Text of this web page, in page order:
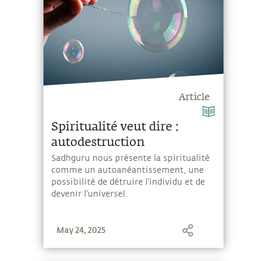
Article
Spiritualité veut dire :
autodestruction
Sadhguru nous présente la spiritualité
comme un autoanéantissement, une
possibilité de détruire l’individu et de
devenir l’universel.
May 24, 2025